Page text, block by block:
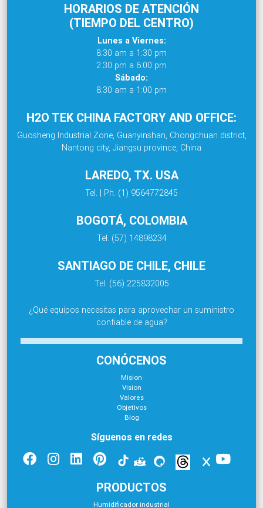
HORARIOS DE ATENCIÓN
(TIEMPO DEL CENTRO)
Lunes a Viernes:
8:30 am a 1:30 pm
2:30 pm a 6:00 pm
Sábado:
8:30 am a 1:00 pm
H2O TEK CHINA FACTORY AND OFFICE:
Guosheng Industrial Zone, Guanyinshan, Chongchuan district,
Nantong city, Jiangsu province, China
LAREDO, TX. USA
Tel. | Ph. (1) 9564772845
BOGOTÁ, COLOMBIA
Tel. (57) 14898234
SANTIAGO DE CHILE, CHILE
Tel. (56) 225832005
¿Qué equipos necesitas para aprovechar un suministro
confiable de agua?
CONÓCENOS
Mision
Vision
Valores
Objetivos
Blog
Síguenos en redes
PRODUCTOS
Humidificador industrial